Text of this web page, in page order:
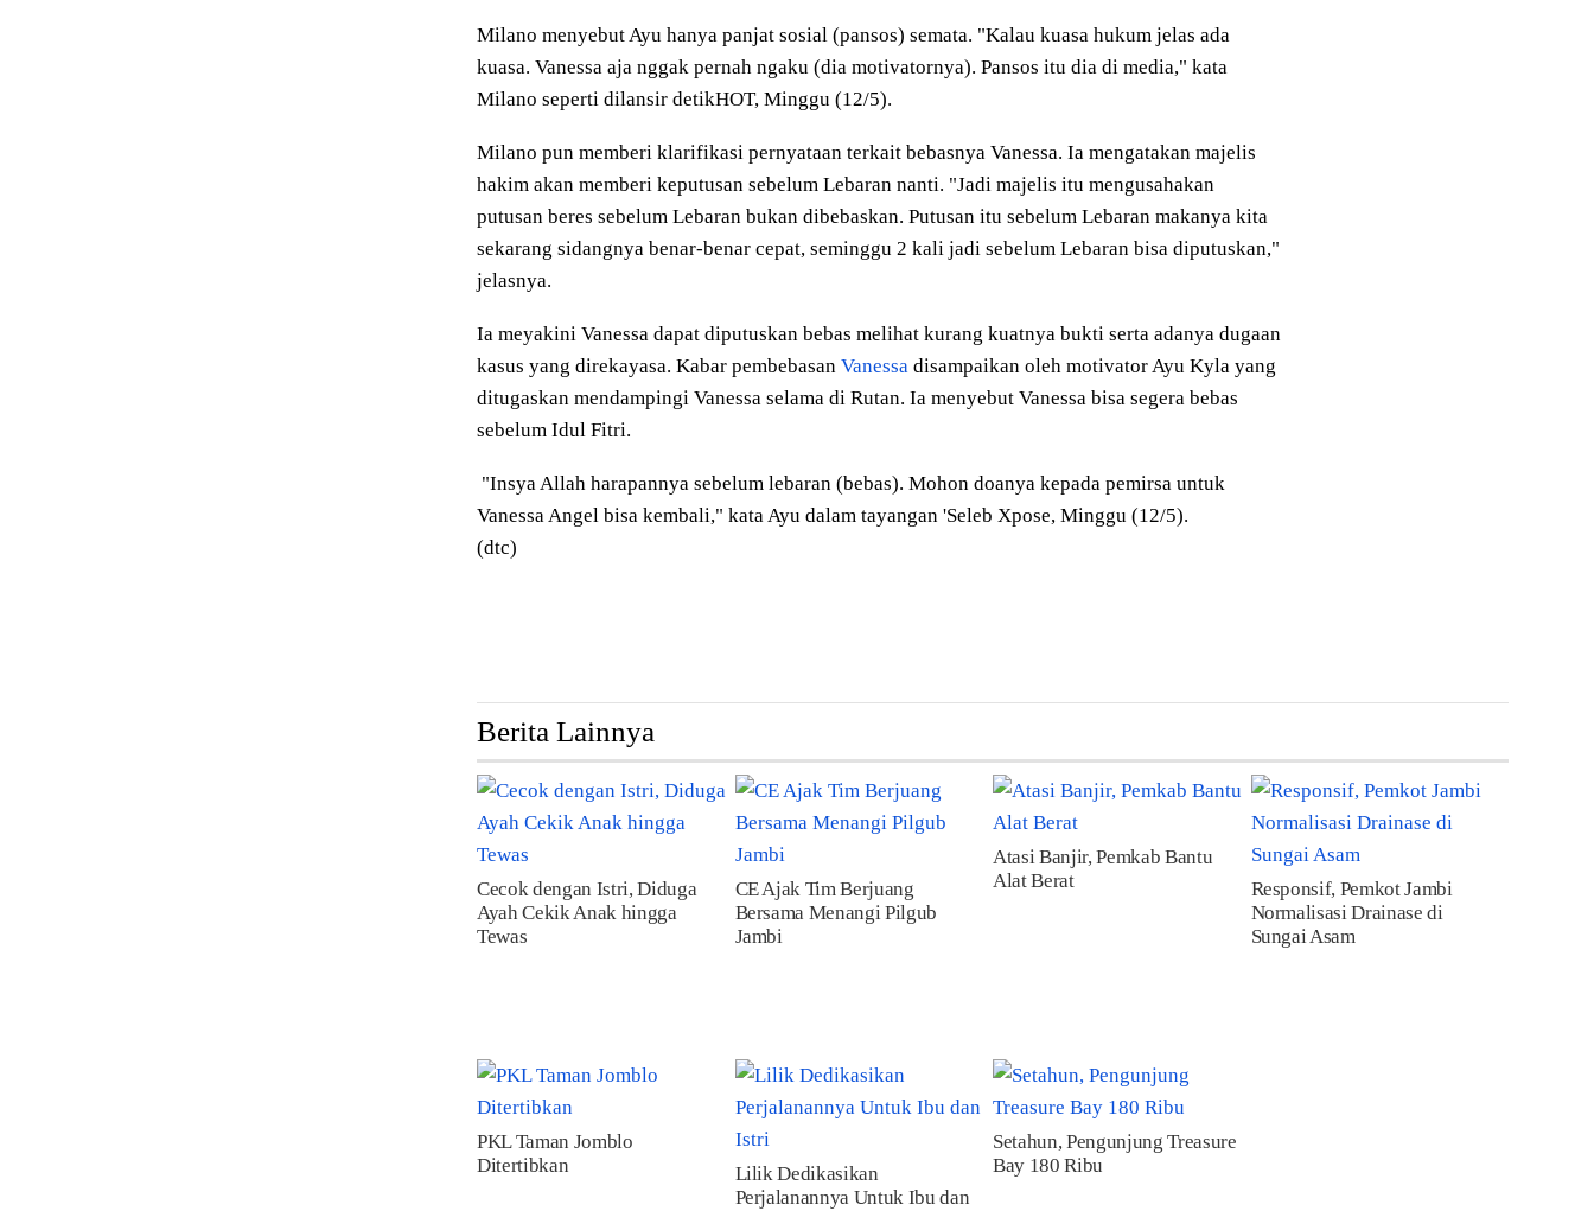
Milano menyebut Ayu hanya panjat sosial (pansos) semata. "Kalau kuasa hukum jelas ada
kuasa. Vanessa aja nggak pernah ngaku (dia motivatornya). Pansos itu dia di media," kata
Milano seperti dilansir detikHOT, Minggu (12/5).
Milano pun memberi klarifikasi pernyataan terkait bebasnya Vanessa. Ia mengatakan majelis
hakim akan memberi keputusan sebelum Lebaran nanti. "Jadi majelis itu mengusahakan
putusan beres sebelum Lebaran bukan dibebaskan. Putusan itu sebelum Lebaran makanya kita
sekarang sidangnya benar-benar cepat, seminggu 2 kali jadi sebelum Lebaran bisa diputuskan,"
jelasnya.
Ia meyakini Vanessa dapat diputuskan bebas melihat kurang kuatnya bukti serta adanya dugaan
kasus yang direkayasa. Kabar pembebasan Vanessa disampaikan oleh motivator Ayu Kyla yang
ditugaskan mendampingi Vanessa selama di Rutan. Ia menyebut Vanessa bisa segera bebas
sebelum Idul Fitri.
"Insya Allah harapannya sebelum lebaran (bebas). Mohon doanya kepada pemirsa untuk
Vanessa Angel bisa kembali," kata Ayu dalam tayangan 'Seleb Xpose, Minggu (12/5).
(dtc)
Berita Lainnya
Cecok dengan Istri, Diduga
Ayah Cekik Anak hingga
Tewas
CE Ajak Tim Berjuang
Bersama Menangi Pilgub
Jambi
Atasi Banjir, Pemkab Bantu
Alat Berat
Responsif, Pemkot Jambi
Normalisasi Drainase di
Sungai Asam
PKL Taman Jomblo
Ditertibkan
Lilik Dedikasikan
Perjalanannya Untuk Ibu dan
Setahun, Pengunjung Treasure
Bay 180 Ribu